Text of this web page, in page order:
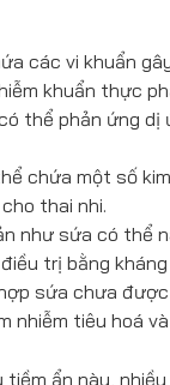
các vi khuẩn
khuẩn thực
thể phản ứng dị
chứa một số
thai nhi.
như sứa có thể
trị bằng kháng
sứa chưa
nhiễm tiêu hoá
ẩn này,